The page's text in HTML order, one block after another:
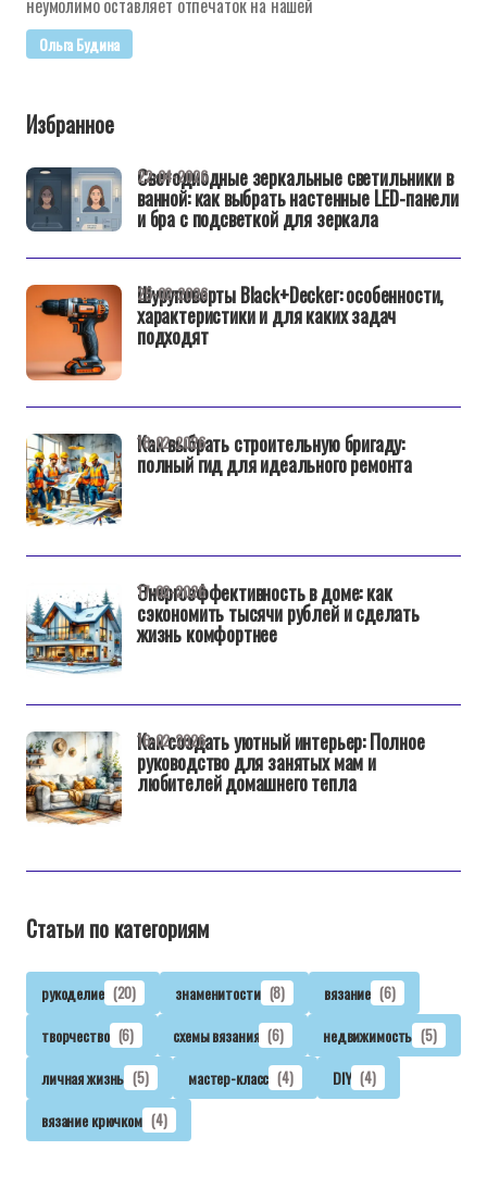
неумолимо оставляет отпечаток на нашей
Ольга Будина
Избранное
Светодиодные зеркальные светильники в
ванной: как выбрать настенные LED-панели
и бра с подсветкой для зеркала
22-04-2026
Шуруповерты Black+Decker: особенности,
характеристики и для каких задач
подходят
25-02-2026
Как выбрать строительную бригаду:
полный гид для идеального ремонта
18-02-2026
Энергоэффективность в доме: как
сэкономить тысячи рублей и сделать
жизнь комфортнее
17-02-2026
Как создать уютный интерьер: Полное
руководство для занятых мам и
любителей домашнего тепла
16-02-2026
Статьи по категориям
рукоделие (20) знаменитости (8) вязание (6)
творчество (6) схемы вязания (6) недвижимость (5)
личная жизнь (5) мастер-класс (4) DIY (4)
вязание крючком (4)